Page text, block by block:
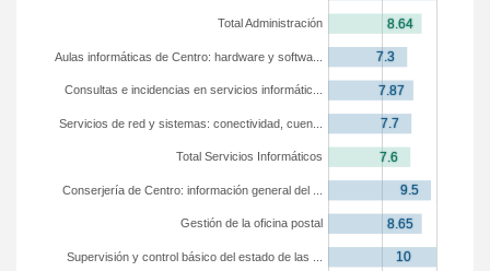
Supervisión y control básico del estado de las ...
Gestión de la oficina postal
Conserjería de Centro: información general del ...
Total Servicios Informáticos
Servicios de red y sistemas: conectividad, cuen...
Consultas e incidencias en servicios informátic...
Aulas informáticas de Centro: hardware y softwa...
Total Administración